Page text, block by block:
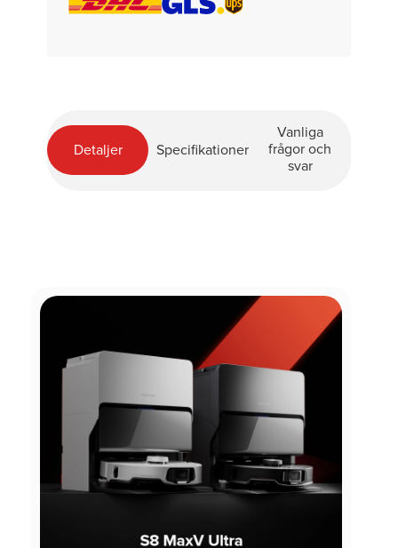
Detaljer Specifikationer
Vanliga
frågor och
svar